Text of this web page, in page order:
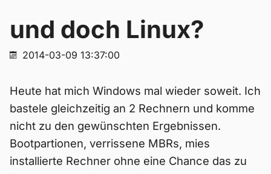
und doch Linux?
2014-03-09 13:37:00
Heute hat mich Windows mal wieder soweit. Ich
bastele gleichzeitig an 2 Rechnern und komme
nicht zu den gewünschten Ergebnissen.
Bootpartionen, verrissene MBRs, mies
installierte Rechner ohne eine Chance das zu